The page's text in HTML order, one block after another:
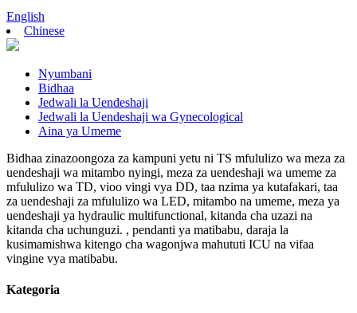
English
Chinese
Nyumbani
Bidhaa
Jedwali la Uendeshaji
Jedwali la Uendeshaji wa Gynecological
Aina ya Umeme
Bidhaa zinazoongoza za kampuni yetu ni TS mfululizo wa meza za
uendeshaji wa mitambo nyingi, meza za uendeshaji wa umeme za
mfululizo wa TD, vioo vingi vya DD, taa nzima ya kutafakari, taa
za uendeshaji za mfululizo wa LED, mitambo na umeme, meza ya
uendeshaji ya hydraulic multifunctional, kitanda cha uzazi na
kitanda cha uchunguzi. , pendanti ya matibabu, daraja la
kusimamishwa kitengo cha wagonjwa mahututi ICU na vifaa
vingine vya matibabu.
Kategoria